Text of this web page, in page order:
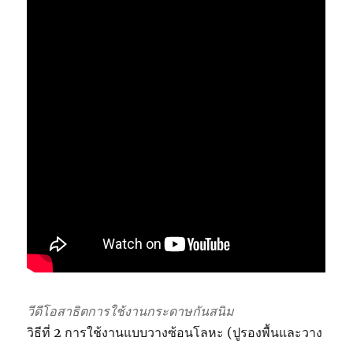
วีดีโอสาธิตการใช้งานกระดาษกันสนิม
วิธีที่ 2 การใช้งานแบบวางซ้อนโลหะ (ปูรองพื้นและวาง